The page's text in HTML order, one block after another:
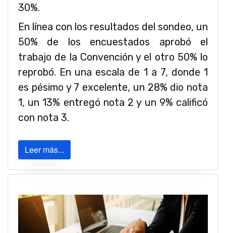
30%.
En línea con los resultados del sondeo, un
50% de los encuestados aprobó el
trabajo de la Convención y el otro 50% lo
reprobó. En una escala de 1 a 7, donde 1
es pésimo y 7 excelente, un 28% dio nota
1, un 13% entregó nota 2 y un 9% calificó
con nota 3.
Leer más...